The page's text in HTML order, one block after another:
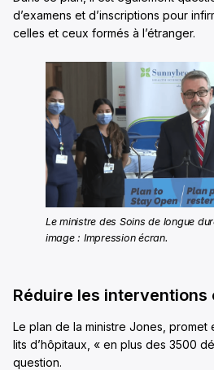
d’examens et d’inscriptions pour
celles et ceux formés à l’étranger.
Le ministre des Soins de longue
image : Impression écran.
Réduire les
Le plan de la ministre Jones,
lits d’hôpitaux, « en plus des 3500
question.